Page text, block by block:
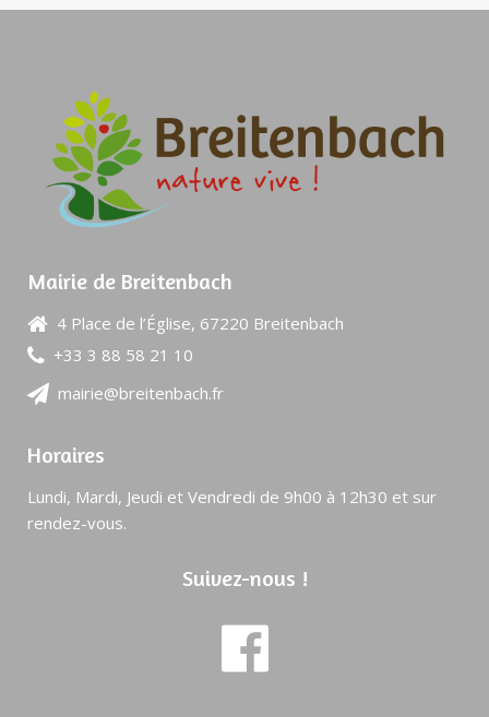
Mairie de Breitenbach
4 Place de l’Église, 67220 Breitenbach
+33 3 88 58 21 10
mairie@breitenbach.fr
Horaires
Lundi, Mardi, Jeudi et Vendredi de 9h00 à 12h30 et sur
rendez-vous.
Suivez-nous !